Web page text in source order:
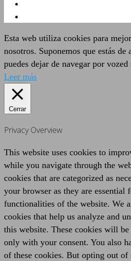
Esta web utiliza cookies para
nosotros. Suponemos que estás de
puedes dejar de navegar por vozed
Leer más
Cerrar
Privacy Overview
This website uses cookies to
while you navigate through the
cookies that are categorized as
your browser as they are
functionalities of the website. We
cookies that help us analyze and
this website. These cookies will
only with your consent. You also
of these cookies. But opting out of